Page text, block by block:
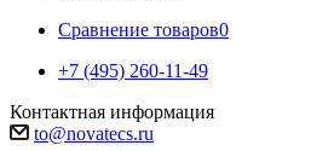
Сравнение товаров0
+7 (495) 260-11-49
Контактная информация
to@novatecs.ru